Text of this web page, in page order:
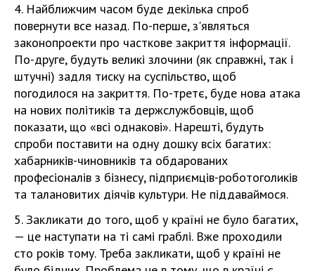
4. Найближчим часом буде декілька спроб
повернути все назад. По-перше, з'являться
законопроекти про часткове закриття інформації.
По-друге, будуть великі злочини (як справжні, так і
штучні) задля тиску на суспільство, щоб
погодилося на закриття. По-третє, буде нова атака
на нових політиків та держслужбовців, щоб
показати, що «всі однакові». Нарешті, будуть
спроби поставити на одну дошку всіх багатих:
хабарників-чиновників та обдарованих
професіоналів з бізнесу, підприємців-роботоголиків
та талановитих діячів культури. Не піддаваймося.
5. Закликати до того, щоб у країні не було багатих,
— це наступати на ті самі граблі. Вже проходили
сто років тому. Треба закликати, щоб у країні не